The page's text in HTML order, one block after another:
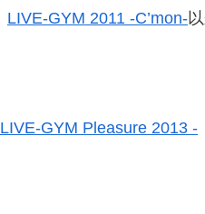
LIVE-GYM 2011 -C’mon-
LIVE-GYM Pleasure 2013 -